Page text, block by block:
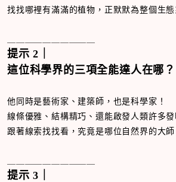
找找哪裡有滿滿的植物，正默默為整個生態
提示 2
這位科學界的三項全能達人在哪？
他同時是藝術家、建築師，也是科學家！
線條優雅、結構精巧、還能啟發人類許多發
跟著線索找找看，究竟是哪位自然界的大師
提示 3